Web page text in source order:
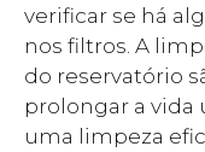
verificar se há
nos filtros. A
do reservatório
prolongar a vida
uma limpeza